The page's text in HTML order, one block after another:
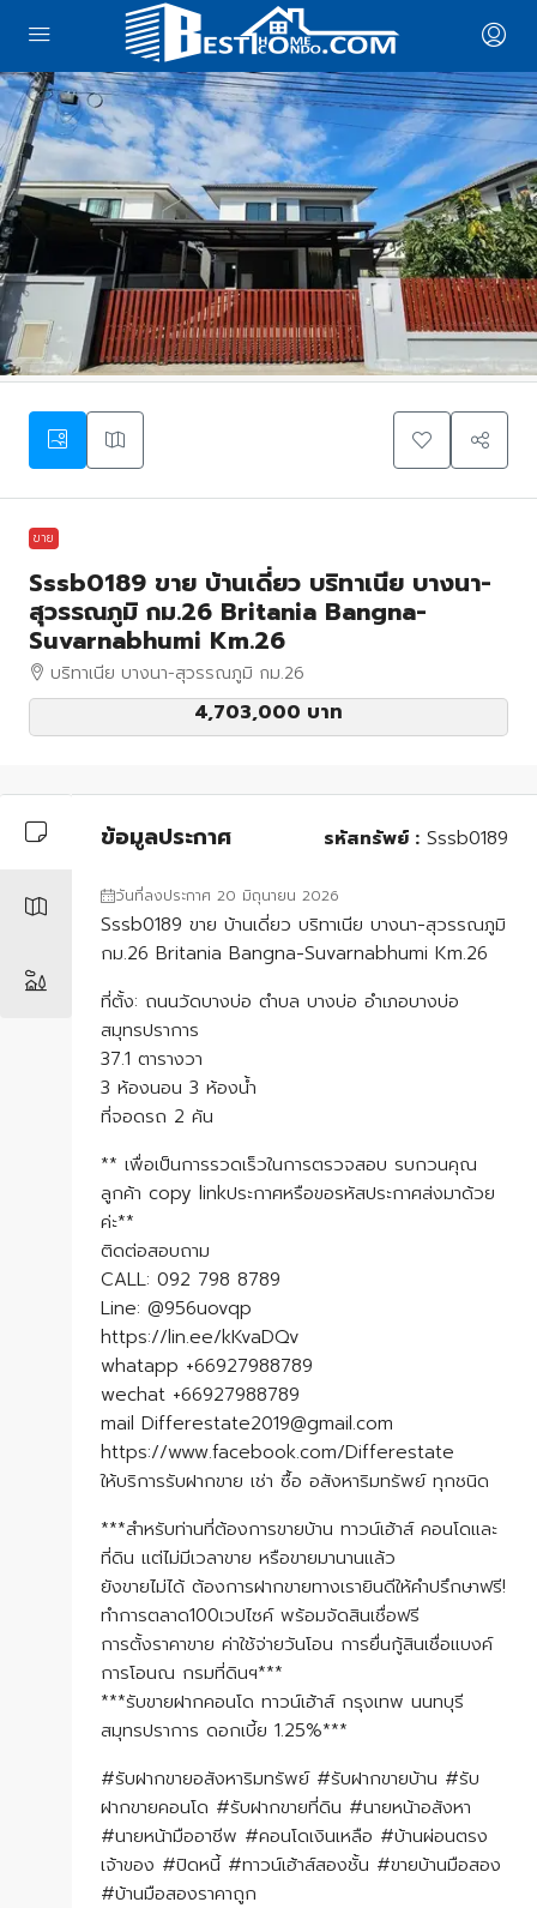
ขาย
Sssb0189 ขาย บ้านเดี่ยว บริทาเนีย บางนา-
สุวรรณภูมิ กม.26 Britania Bangna-
Suvarnabhumi Km.26
บริทาเนีย บางนา-สุวรรณภูมิ กม.26
4,703,000 บาท
ข้อมูลประกาศ รหัสทรัพย์ : Sssb0189
วันที่ลงประกาศ 20 มิถุนายน 2026
Sssb0189 ขาย บ้านเดี่ยว บริทาเนีย บางนา-สุวรรณภูมิ
กม.26 Britania Bangna-Suvarnabhumi Km.26
ที่ตั้ง: ถนนวัดบางบ่อ ตำบล บางบ่อ อำเภอบางบ่อ
สมุทรปราการ
37.1 ตารางวา
3 ห้องนอน 3 ห้องน้ำ
ที่จอดรถ 2 คัน
** เพื่อเป็นการรวดเร็วในการตรวจสอบ รบกวนคุณ
ลูกค้า copy linkประกาศหรือขอรหัสประกาศส่งมาด้วย
ค่ะ**
ติดต่อสอบถาม
CALL: 092 798 8789
Line: @956uovqp
https://lin.ee/kKvaDQv
whatapp +66927988789
wechat +66927988789
mail Differestate2019@gmail.com
https://www.facebook.com/Differestate
ให้บริการรับฝากขาย เช่า ซื้อ อสังหาริมทรัพย์ ทุกชนิด
***สำหรับท่านที่ต้องการขายบ้าน ทาวน์เฮ้าส์ คอนโดและ
ที่ดิน แต่ไม่มีเวลาขาย หรือขายมานานแล้ว
ยังขายไม่ได้ ต้องการฝากขายทางเรายินดีให้คำปรึกษาฟรี!
ทำการตลาด100เวปไซค์ พร้อมจัดสินเชื่อฟรี
การตั้งราคาขาย ค่าใช้จ่ายวันโอน การยื่นกู้สินเชื่อแบงค์
การโอนณ กรมที่ดินฯ***
***รับขายฝากคอนโด ทาวน์เฮ้าส์ กรุงเทพ นนทบุรี
สมุทรปราการ ดอกเบี้ย 1.25%***
#รับฝากขายอสังหาริมทรัพย์ #รับฝากขายบ้าน #รับ
ฝากขายคอนโด #รับฝากขายที่ดิน #นายหน้าอสังหา
#นายหน้ามืออาชีพ #คอนโดเงินเหลือ #บ้านผ่อนตรง
เจ้าของ #ปิดหนี้ #ทาวน์เฮ้าส์สองชั้น #ขายบ้านมือสอง
#บ้านมือสองราคาถูก